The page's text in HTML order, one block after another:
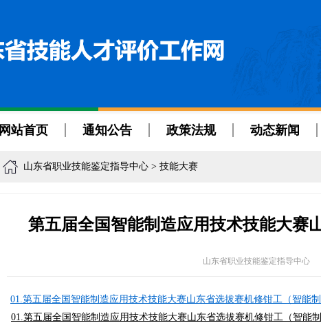
网站首页 通知公告 政策法规 动态新闻
山东省职业技能鉴定指导中心 > 技能大赛
第五届全国智能制造应用技术技能大赛
山东省职业技能鉴定指导中心
01.第五届全国智能制造应用技术技能大赛山东省选拔赛机修钳工（智能
01.第五届全国智能制造应用技术技能大赛山东省选拔赛机修钳工（智能